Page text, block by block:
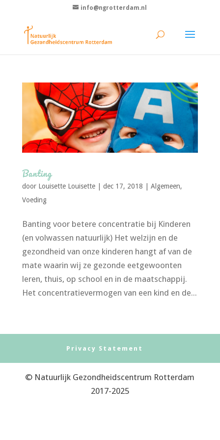
info@ngrotterdam.nl
Banting
door Louisette Louisette| dec 17, 2018 Algemeen,
Voeding
Banting voor betere concentratie bij Kinderen
(en volwassen natuurlijk) Het welzijn en de
gezondheid van onze kinderen hangt af van de
mate waarin wij ze gezonde eetgewoonten
leren, thuis, op school en in de maatschappij.
Het concentratievermogen van een kind en de...
Privacy Statement
© Natuurlijk Gezondheidscentrum Rotterdam
2017-2025